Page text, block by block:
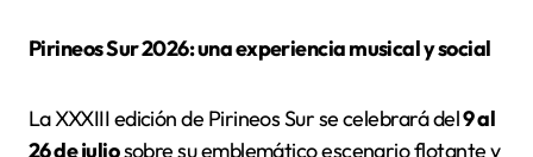
Pirineos Sur 2026: una experiencia musical y social
La XXXIII edición de Pirineos Sur se celebrará del9 al
26 de juliosobre su emblemático escenario flotante y